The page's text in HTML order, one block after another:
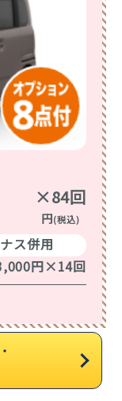
×84回
円(税込)
ス併用
円×14回